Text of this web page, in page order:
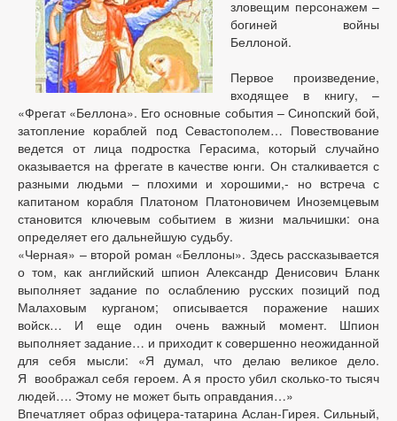
зловещим персонажем –
богиней войны
Беллоной.
Первое произведение,
входящее в книгу, –
«Фрегат «Беллона». Его основные события – Синопский бой,
затопление кораблей под Севастополем… Повествование
ведется от лица подростка Герасима, который случайно
оказывается на фрегате в качестве юнги. Он сталкивается с
разными людьми – плохими и хорошими,- но встреча с
капитаном корабля Платоном Платоновичем Иноземцевым
становится ключевым событием в жизни мальчишки: она
определяет его дальнейшую судьбу.
«Черная» – второй роман «Беллоны». Здесь рассказывается
о том, как английский шпион Александр Денисович Бланк
выполняет задание по ослаблению русских позиций под
Малаховым курганом; описывается поражение наших
войск… И еще один очень важный момент. Шпион
выполняет задание… и приходит к совершенно неожиданной
для себя мысли: «Я думал, что делаю великое дело.
Я воображал себя героем. А я просто убил сколько-то тысяч
людей…. Этому не может быть оправдания…»
Впечатляет образ офицера-татарина Аслан-Гирея. Сильный,